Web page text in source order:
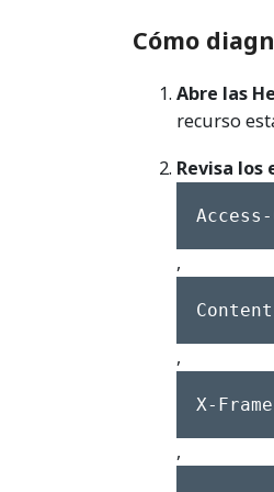
Cómo
Abre las
recurso
Revisa los
,
,
X-
,